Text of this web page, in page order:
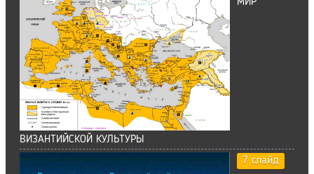
ВИЗАНТИЙСКОЙ КУЛЬТУРЫ
7 слайд